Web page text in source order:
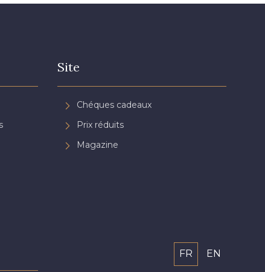
Site
Chéques cadeaux
Prix réduits
Magazine
FR EN